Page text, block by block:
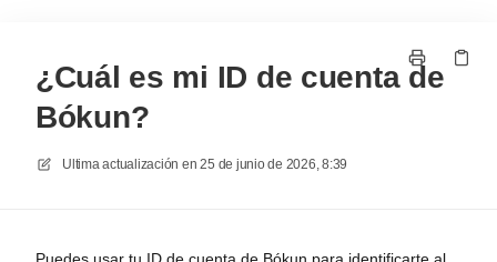
¿Cuál es mi ID de cuenta de
Bókun?
Ultima actualización en 25 de junio de 2026, 8:39